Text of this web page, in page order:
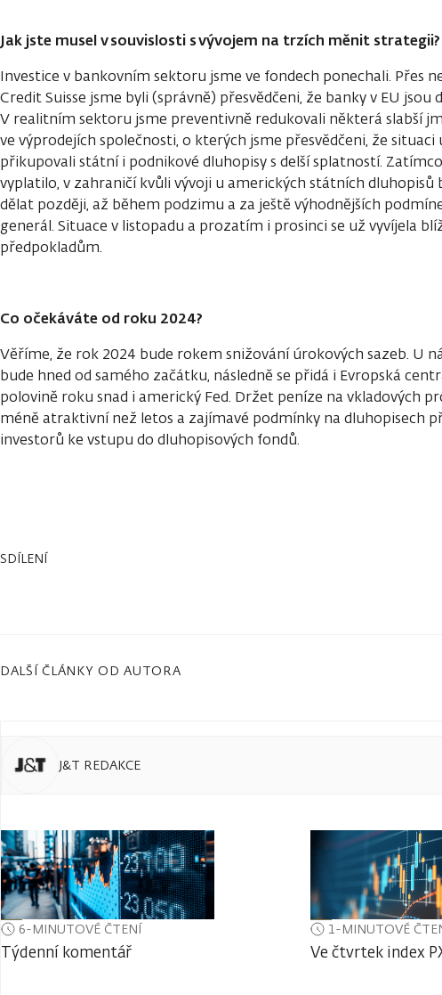
Jak jste musel v souvislosti s vývojem na trzích měnit strategii?
Investice v bankovním sektoru jsme ve fondech ponechali. Přes
Credit Suisse jsme byli (správně) přesvědčeni, že banky v EU jsou
V realitním sektoru jsme preventivně redukovali některá slabší
ve výprodejích společnosti, o kterých jsme přesvědčeni, že situaci
přikupovali státní i podnikové dluhopisy s delší splatností.
vyplatilo, v zahraničí kvůli vývoji u amerických státních dluhopisů
dělat později, až během podzimu a za ještě výhodnějších
generál. Situace v listopadu a prozatím i prosinci se už vyvíjela
předpokladům.
Co očekáváte od roku 2024?
Věříme, že rok 2024 bude rokem snižování úrokových sazeb. U
bude hned od samého začátku, následně se přidá i Evropská
polovině roku snad i americký Fed. Držet peníze na vkladových
méně atraktivní než letos a zajímavé podmínky na dluhopisech
investorů ke vstupu do dluhopisových fondů.
SDÍLENÍ
DALŠÍ ČLÁNKY OD AUTORA
J&T REDAKCE
6-MINUTOVÉ ČTENÍ
Týdenní komentář
1-MINUTOVÉ
Ve čtvrtek index